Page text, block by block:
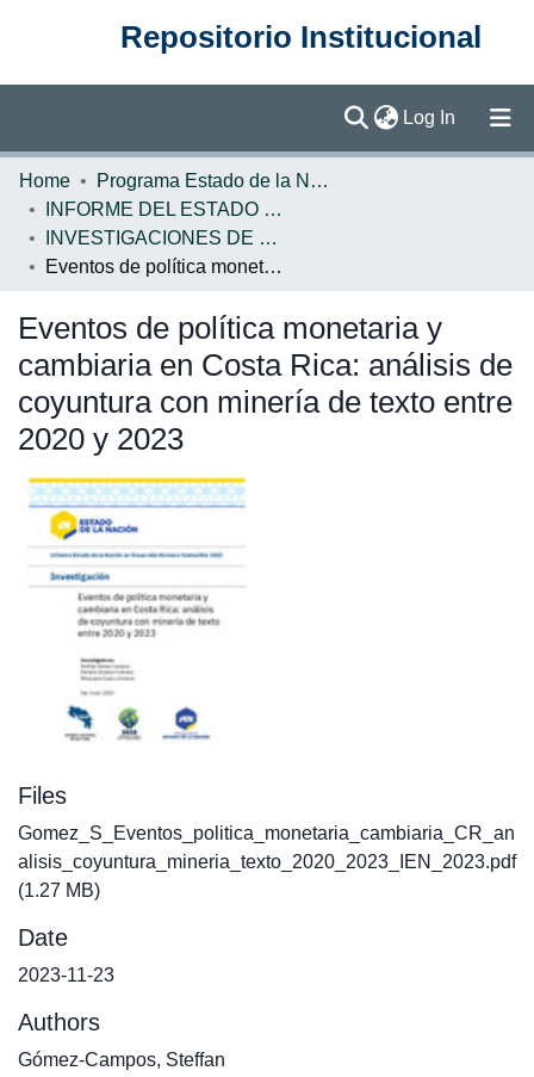
Repositorio Institucional
Log In (current)
Communities & Collections
Statistics
Home
Programa Estado de la Nación (PEN)
INFORME DEL ESTADO DE LA NACION
INVESTIGACIONES DE BASE EN
Eventos de política monetaria y cambiaria en Costa Rica: análisis de coyuntura con minería de texto entre 2020 y 2023
Eventos de política monetaria y
cambiaria en Costa Rica: análisis de
coyuntura con minería de texto entre
2020 y 2023
Files
Gomez_S_Eventos_politica_monetaria_cambiaria_CR_an
alisis_coyuntura_mineria_texto_2020_2023_IEN_2023.pdf
(1.27 MB)
Date
2023-11-23
Authors
Gómez-Campos, Steffan